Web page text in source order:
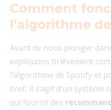
Comment
l’algorithme
Avant de nous plonger
expliquons brièvement
l’algorithme de Spotify et
bref, il s’agit d’un système
qui fournit des